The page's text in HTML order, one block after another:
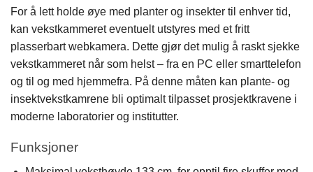
For å lett holde øye med planter og insekter til enhver tid,
kan vekstkammeret eventuelt utstyres med et fritt
plasserbart webkamera. Dette gjør det mulig å raskt sjekke
vekstkammeret når som helst – fra en PC eller smarttelefon
og til og med hjemmefra. På denne måten kan plante- og
insektvekstkamrene bli optimalt tilpasset prosjektkravene i
moderne laboratorier og institutter.
Funksjoner